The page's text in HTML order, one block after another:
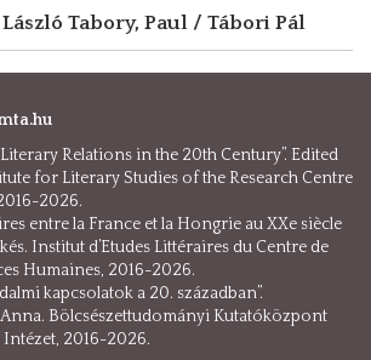
Tabory, Paul / Tábori Pál
Relations in the 20th Century”. Edited
for Literary Studies of the Research Centre
2026.
entre la France et la Hongrie au XXe siècle
Institut d’Etudes Littéraires du Centre de
Humaines, 2016-2026.
kapcsolatok a 20. században”.
Anna. Bölcsészettudományi Kutatóközpont
2016-2026.